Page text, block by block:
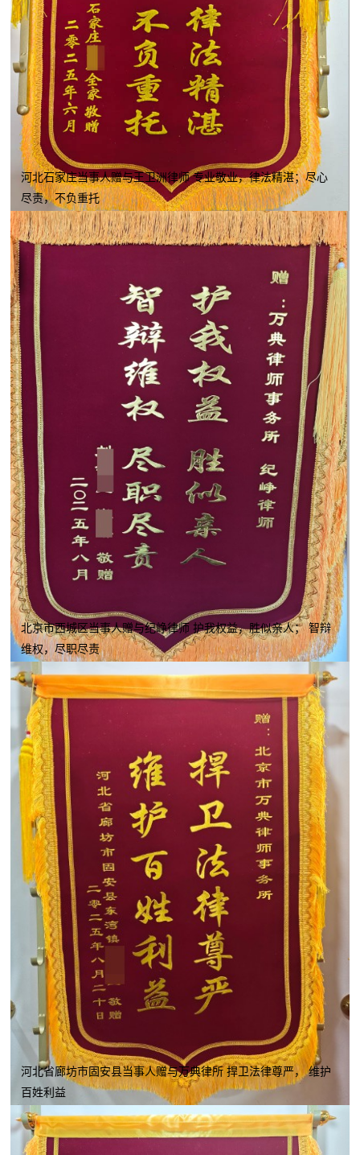
河北石家庄当事人赠与王卫洲律师 专业敬业，律法精湛；尽心
尽责，不负重托
北京市西城区当事人赠与纪峥律师 护我权益，胜似亲人； 智辩
维权，尽职尽责
河北省廊坊市固安县当事人赠与万典律所 捍卫法律尊严， 维护
百姓利益